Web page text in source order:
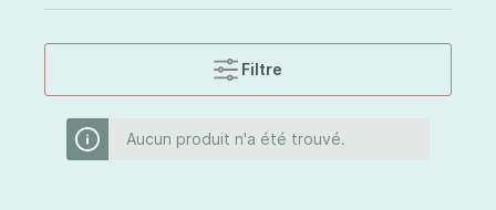
Filtre
Aucun produit n'a été trouvé.